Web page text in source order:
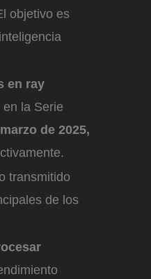
objetivo es
en ray
la Serie
de 2025,
transmitido
de los